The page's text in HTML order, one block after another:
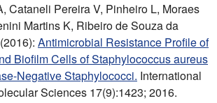
Cataneli Pereira V, Pinheiro L, Moraes
Martins K, Ribeiro de Souza da
Antimicrobial Resistance Profile of
Biofilm Cells of Staphylococcus aureus
Negative Staphylococci. International
Sciences 17(9):1423; 2016.